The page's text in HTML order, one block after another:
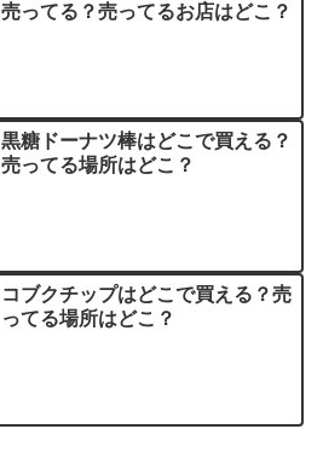
売ってる？売ってるお店はどこ？
黒糖ドーナツ棒はどこで買える？
売ってる場所はどこ？
コブクチップはどこで買える？売
ってる場所はどこ？